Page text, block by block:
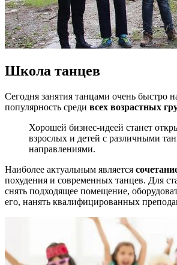
Школа танцев
Сегодня занятия танцами очень быстро
популярность среди всех возрастных
Хорошей бизнес-идеей станет
взрослых и детей с различными
направлениями.
Наиболее актуальным является
похудения и современных танцев. Для
снять подходящее помещение,
его, нанять квалифицированных